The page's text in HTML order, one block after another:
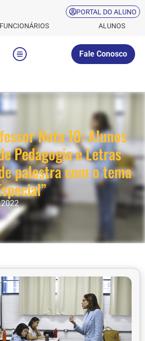
PORTAL DO ALUNO
ALUNOS
Fale Conosco
Nota 10: Alunos
Pedagogia e Letras
palestra com o tema
2022